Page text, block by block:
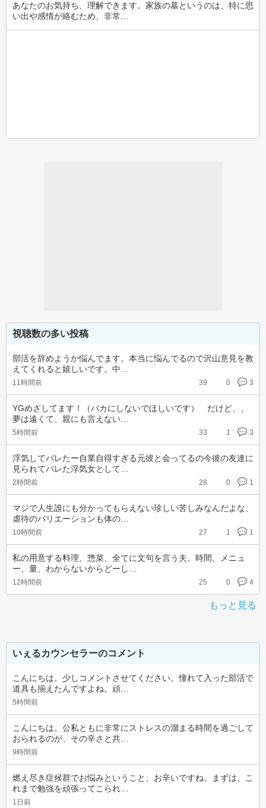
あなたのお気持ち、理解できます。家族の墓というのは、特に思
い出や感情が絡むため、非常…
視聴数の多い投稿
部活を辞めようか悩んでます。本当に悩んでるので沢山意見を教
えてくれると嬉しいです。中…
11時間前 39 0 3
YGめざしてます！（バカにしないでほしいです）　だけど、、
夢は遠くて、親にも言えない…
5時間前 33 1 3
浮気してバレたー自業自得すぎる元彼と会ってるの今彼の友達に
見られてバレた浮気女として…
2時間前 28 0 1
マジで人生誰にも分かってもらえない珍しい苦しみなんだよな、
虐待のバリエーションも体の…
10時間前 27 1 1
私の用意する料理、惣菜、全てに文句を言う夫。時間、メニュ
ー、量、わからないからどーし…
12時間前 25 0 4
もっと見る
いぇるカウンセラーのコメント
こんにちは。少しコメントさせてください。憧れて入った部活で
道具も揃えたんですよね。頑…
5時間前
こんにちは。公私ともに非常にストレスの溜まる時間を過ごして
おられるのが、その辛さと共…
9時間前
燃え尽き症候群でお悩みということ、お辛いですね。まずは、こ
れまで勉強を頑張ってこられ…
1日前